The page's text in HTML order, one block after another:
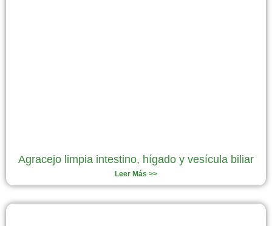
Agracejo limpia intestino, hígado y vesícula biliar
Leer Más >>